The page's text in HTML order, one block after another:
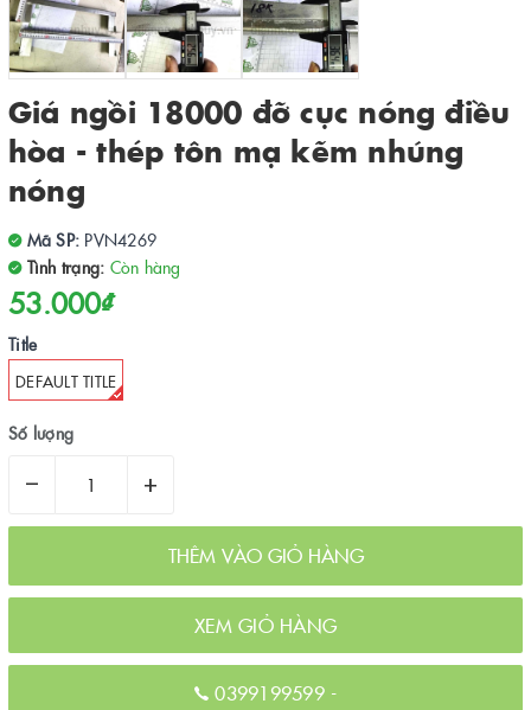
Giá ngồi 18000 đỡ cục nóng điều
hòa - thép tôn mạ kẽm nhúng
nóng
Mã SP: PVN4269
Tình trạng: Còn hàng
53.000₫
Title
DEFAULT TITLE
Số lượng
– +
THÊM VÀO GIỎ HÀNG
XEM GIỎ HÀNG
0399199599 -